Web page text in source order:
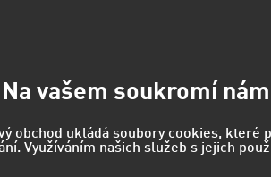
Na vašem soukromí
obchod ukládá soubory cookies, které
Využíváním našich služeb s jejich